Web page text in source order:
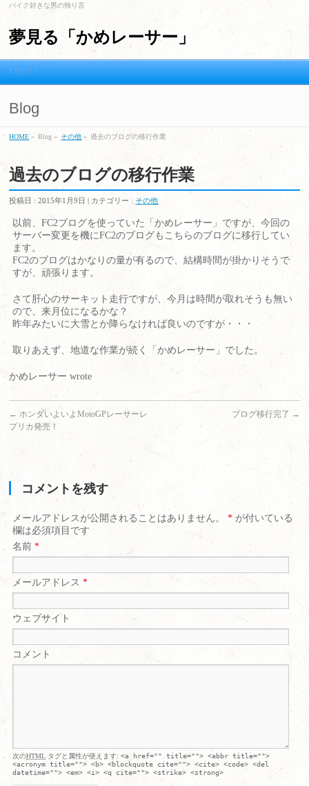
バイク好きな男の独り言
夢見る「かめレーサー」
MENU
Blog
HOME » Blog » その他 » 過去のブログの移行作業
過去のブログの移行作業
投稿日 :2015年1月9日 | カテゴリー : その他
以前、FC2ブログを使っていた「かめレーサー」ですが、今回の
サーバー変更を機にFC2のブログもこちらのブログに移行してい
ます。
FC2のブログはかなりの量が有るので、結構時間が掛かりそうで
すが、頑張ります。
さて肝心のサーキット走行ですが、今月は時間が取れそうも無い
ので、来月位になるかな？
昨年みたいに大雪とか降らなければ良いのですが・・・
取りあえず、地道な作業が続く「かめレーサー」でした。
かめレーサー wrote
← ホンダいよいよMotoGPレーサーレ
プリカ発売！
ブログ移行完了 →
コメントを残す
メールアドレスが公開されることはありません。* が付いている
欄は必須項目です
名前*
メールアドレス*
ウェブサイト
コメント
次のHTMLタグと属性が使えます:<a href="" title=""> <abbr title="">
<acronym title=""> <b> <blockquote cite=""> <cite> <code> <del
datetime=""> <em> <i> <q cite=""> <strike> <strong>